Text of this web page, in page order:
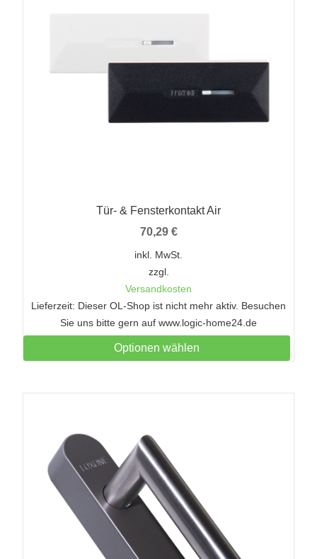
Tür- & Fensterkontakt Air
70,29 €
inkl. MwSt.
zzgl.
Versandkosten
Lieferzeit: Dieser OL-Shop ist nicht mehr aktiv. Besuchen
Sie uns bitte gern auf www.logic-home24.de
Optionen wählen